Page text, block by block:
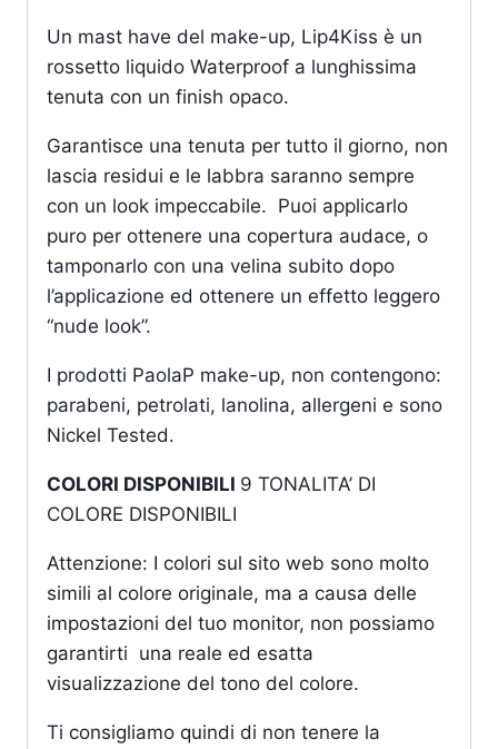
Un mast have del make-up, Lip4Kiss è un
rossetto liquido Waterproof a lunghissima
tenuta con un finish opaco.
Garantisce una tenuta per tutto il giorno, non
lascia residui e le labbra saranno sempre
con un look impeccabile. Puoi applicarlo
puro per ottenere una copertura audace, o
tamponarlo con una velina subito dopo
l’applicazione ed ottenere un effetto leggero
“nude look”.
I prodotti PaolaP make-up, non contengono:
parabeni, petrolati, lanolina, allergeni e sono
Nickel Tested.
COLORI DISPONIBILI 9 TONALITA’ DI
COLORE DISPONIBILI
Attenzione: I colori sul sito web sono molto
simili al colore originale, ma a causa delle
impostazioni del tuo monitor, non possiamo
garantirti una reale ed esatta
visualizzazione del tono del colore.
Ti consigliamo quindi di non tenere la